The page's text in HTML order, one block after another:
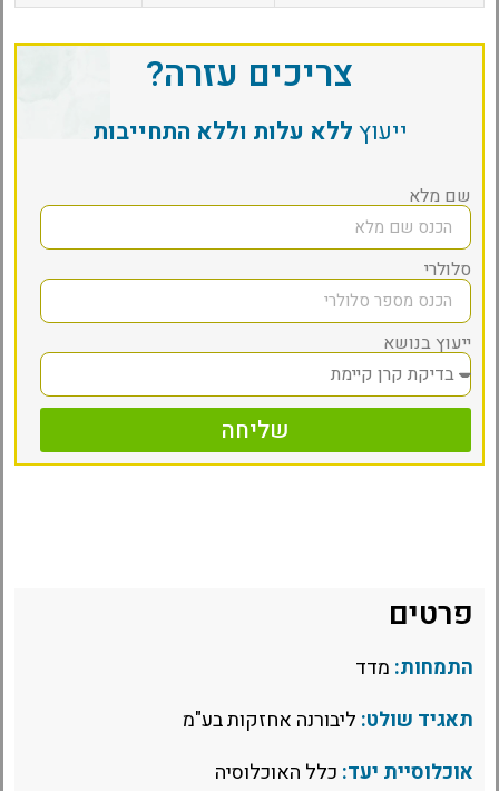
צריכים עזרה?
ייעוץללא עלות וללא התחייבות
שם מלא
סלולרי
ייעוץ בנושא
שליחה
פרטים
התמחות: מדד
תאגיד שולט: ליבורנה אחזקות בע"מ
אוכלוסיית יעד: כלל האוכלוסיה